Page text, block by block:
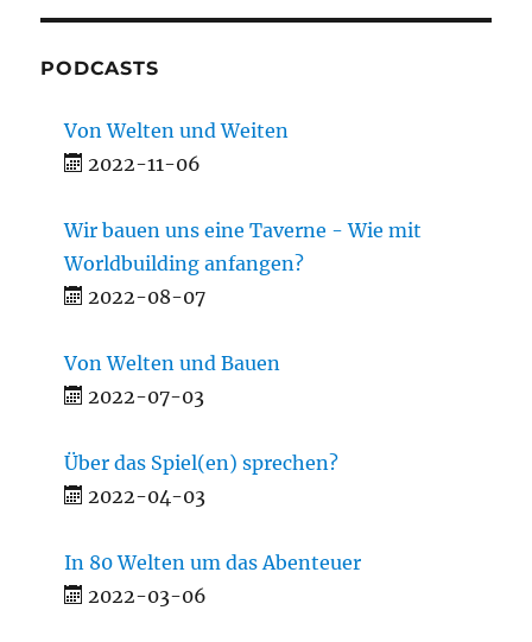
PODCASTS
Von Welten und Weiten
2022-11-06
Wir bauen uns eine Taverne - Wie mit
Worldbuilding anfangen?
2022-08-07
Von Welten und Bauen
2022-07-03
Über das Spiel(en) sprechen?
2022-04-03
In 80 Welten um das Abenteuer
2022-03-06